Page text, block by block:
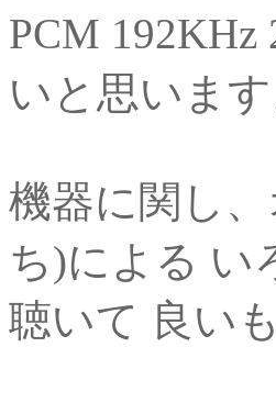
PCM
いと思います
機器に関し
ち)による い
聴いて 良い